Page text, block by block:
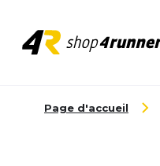
Page d'accueil